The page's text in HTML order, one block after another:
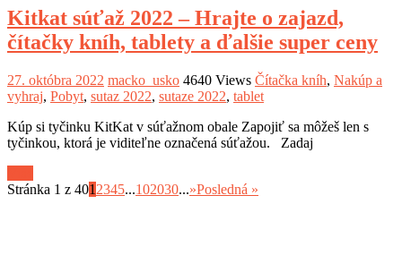
Kitkat súťaž 2022 – Hrajte o zajazd,
čítačky kníh, tablety a ďalšie super ceny
27. októbra 2022 macko_usko 4640 Views Čítačka kníh, Nakúp a
vyhraj, Pobyt, sutaz 2022, sutaze 2022, tablet
Kúp si tyčinku KitKat v súťažnom obale Zapojiť sa môžeš len s
tyčinkou, ktorá je viditeľne označená súťažou. Zadaj
Stránka 1 z 401 2345...102030...»Posledná »